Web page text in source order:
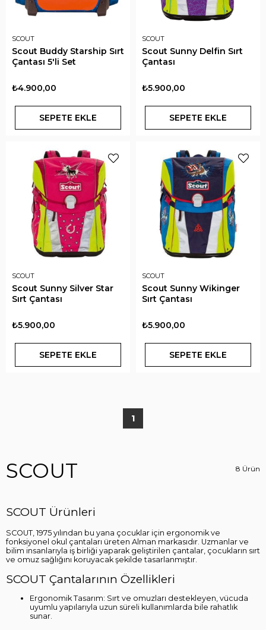
SCOUT
Scout Buddy Starship Sırt
Çantası 5'li Set
₺4.900,00
SEPETE EKLE
SCOUT
Scout Sunny Delfin Sırt
Çantası
₺5.900,00
SEPETE EKLE
SCOUT
Scout Sunny Silver Star
Sırt Çantası
₺5.900,00
SEPETE EKLE
SCOUT
Scout Sunny Wikinger
Sırt Çantası
₺5.900,00
SEPETE EKLE
1
SCOUT 8 Ürün
SCOUT Ürünleri
SCOUT, 1975 yılından bu yana çocuklar için ergonomik ve
fonksiyonel okul çantaları üreten Alman markasıdır. Uzmanlar ve
bilim insanlarıyla iş birliği yaparak geliştirilen çantalar, çocukların sırt
ve omuz sağlığını koruyacak şekilde tasarlanmıştır.
SCOUT Çantalarının Özellikleri
Ergonomik Tasarım: Sırt ve omuzları destekleyen, vücuda
uyumlu yapılarıyla uzun süreli kullanımlarda bile rahatlık
sunar.